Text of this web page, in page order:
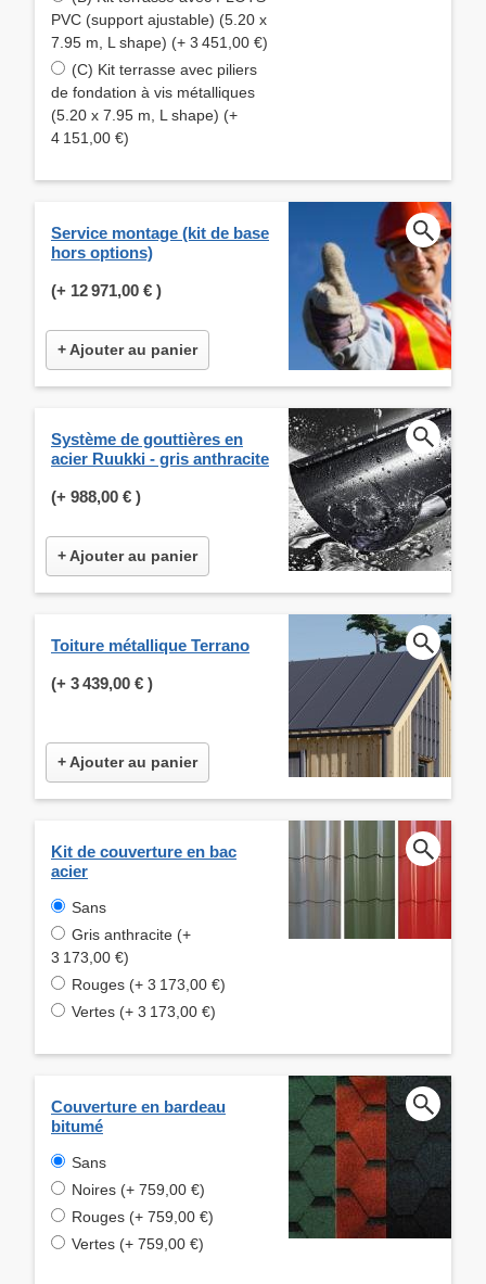
PVC (support ajustable) (5.20 x
7.95 m, L shape) (+ 3 451,00 €)
(C) Kit terrasse avec piliers
de fondation à vis métalliques
(5.20 x 7.95 m, L shape) (+
4 151,00 €)
Service montage (kit de base
hors options)
(+ 12 971,00 € )
+ Ajouter au panier
Système de gouttières en
acier Ruukki - gris anthracite
(+ 988,00 € )
+ Ajouter au panier
Toiture métallique Terrano
(+ 3 439,00 € )
+ Ajouter au panier
Kit de couverture en bac
acier
Sans
Gris anthracite (+
3 173,00 €)
Rouges (+ 3 173,00 €)
Vertes (+ 3 173,00 €)
Couverture en bardeau
bitumé
Sans
Noires (+ 759,00 €)
Rouges (+ 759,00 €)
Vertes (+ 759,00 €)